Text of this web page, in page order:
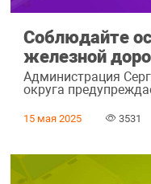
Соблюдайте
железной
Администрация
округа
15 мая 2025 3531